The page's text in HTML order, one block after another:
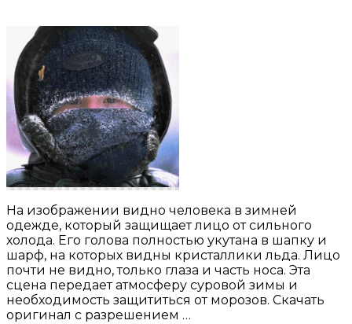
На изображении видно человека в зимней
одежде, который защищает лицо от сильного
холода. Его голова полностью укутана в шапку и
шарф, на которых видны кристаллики льда. Лицо
почти не видно, только глаза и часть носа. Эта
сцена передает атмосферу суровой зимы и
необходимость защититься от морозов. Скачать
оригинал с разрешением …